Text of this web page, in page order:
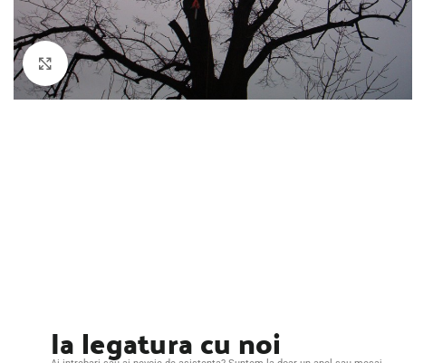
pompe
Montaj drenuri
NOU
Montaj sisteme irigatii
Iazuri și cascade
Constructii iazuri si
cascade
Intretinere iazuri si
cascade
Plantare arbori, arbuști și flori
Semanare montaj gazon
Click to enlarge
Ia legatura cu noi